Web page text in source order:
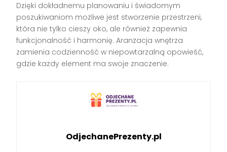
Dzięki dokładnemu planowaniu i świadomym
poszukiwaniom możliwe jest stworzenie przestrzeni,
która nie tylko cieszy oko, ale również zapewnia
funkcjonalność i harmonię. Aranżacja wnętrza
zamienia codzienność w niepowtarzalną opowieść,
gdzie każdy element ma swoje znaczenie.
OdjechanePrezenty.pl